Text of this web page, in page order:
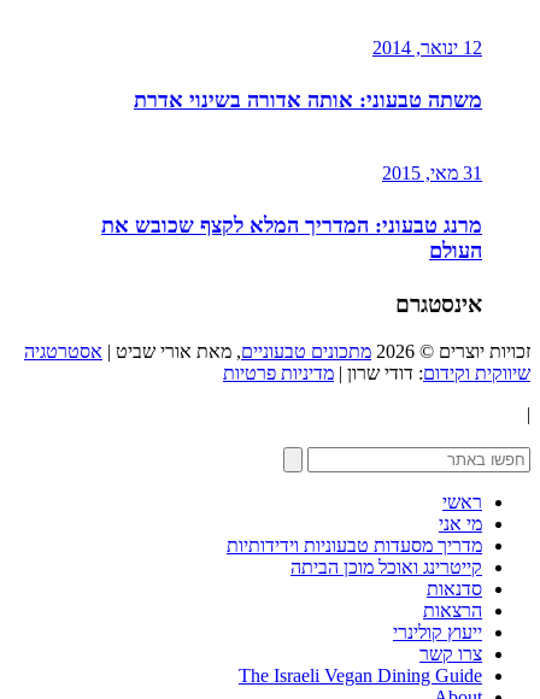
12 ינואר, 2014
משתה טבעוני: אותה אדורה בשינוי אדרת
31 מאי, 2015
מרנג טבעוני: המדריך המלא לקצף שכובש את
העולם
אינסטגרם
זכויות יוצרים © 2026 מתכונים טבעוניים, מאת אורי שביט | אסטרטגיה
שיווקית וקידום: דודי שרון | מדיניות פרטיות
|
ראשי
מי אני
מדריך מסעדות טבעוניות וידידותיות
קייטרינג ואוכל מוכן הביתה
סדנאות
הרצאות
ייעוץ קולינרי
צרו קשר
The Israeli Vegan Dining Guide